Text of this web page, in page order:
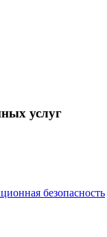
услуг
безопасность